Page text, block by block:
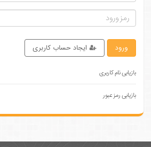
ورود ایجاد حساب کاربری
بازیابی نام کاربری
بازیابی رمز عبور